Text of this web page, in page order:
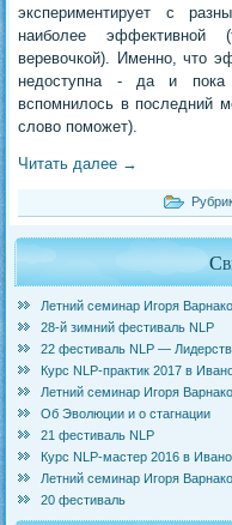
экспериментирует с
наиболее эффективной
веревочкой). Именно, что
недоступна - да и пока
вспомнилось в последний
слово поможет).
Читать далее →
Летний семинар Игоря
28-й зимний фестиваль NLP
22 фестиваль NLP —
Курс NLP-практик 2017 в
Летний семинар Игоря
Об Эволюции и о стагнации
21 фестиваль NLP
Курс NLP-мастер 2016 в
Летний семинар Игоря
20 фестиваль